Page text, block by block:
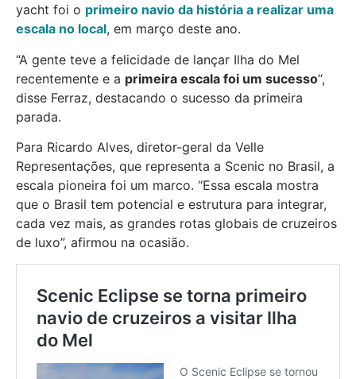
yacht foi o primeiro navio da história a realizar uma
escala no local, em março deste ano.
“A gente teve a felicidade de lançar Ilha do Mel
recentemente e a primeira escala foi um sucesso“,
disse Ferraz, destacando o sucesso da primeira
parada.
Para Ricardo Alves, diretor-geral da Velle
Representações, que representa a Scenic no Brasil, a
escala pioneira foi um marco. “Essa escala mostra
que o Brasil tem potencial e estrutura para integrar,
cada vez mais, as grandes rotas globais de cruzeiros
de luxo”, afirmou na ocasião.